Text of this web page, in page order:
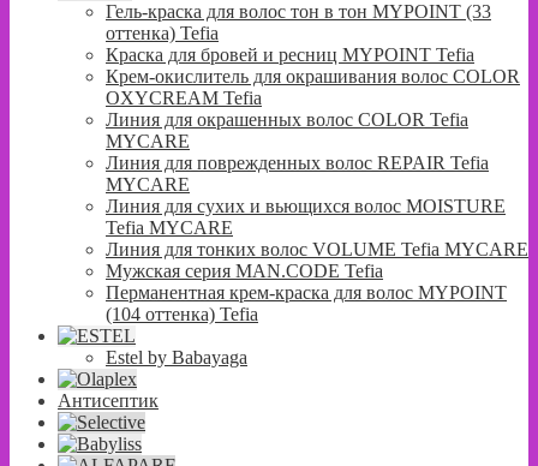
Гель-краска для волос тон в тон MYPOINT (33
оттенка) Tefia
Краска для бровей и ресниц MYPOINT Tefia
Крем-окислитель для окрашивания волос COLOR
OXYCREAM Tefia
Линия для окрашенных волос COLOR Tefia
MYCARE
Линия для поврежденных волос REPAIR Tefia
MYCARE
Линия для сухих и вьющихся волос MOISTURE
Tefia MYCARE
Линия для тонких волос VOLUME Tefia MYCARE
Мужская серия MAN.CODE Tefia
Перманентная крем-краска для волос MYPOINT
(104 оттенка) Tefia
Estel by Babayaga
Антисептик